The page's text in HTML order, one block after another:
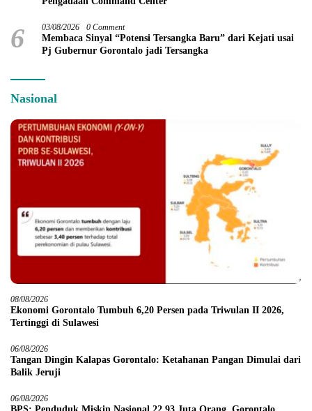
6 03/08/2026 0 Comment
Membaca Sinyal “Potensi Tersangka Baru” dari Kejati usai
Pj Gubernur Gorontalo jadi Tersangka
Nasional
08/08/2026
Ekonomi Gorontalo Tumbuh 6,20 Persen pada Triwulan II 2026,
Tertinggi di Sulawesi
06/08/2026
Tangan Dingin Kalapas Gorontalo: Ketahanan Pangan Dimulai dari
Balik Jeruji
06/08/2026
BPS: Penduduk Miskin Nasional 22,93 Juta Orang, Gorontalo